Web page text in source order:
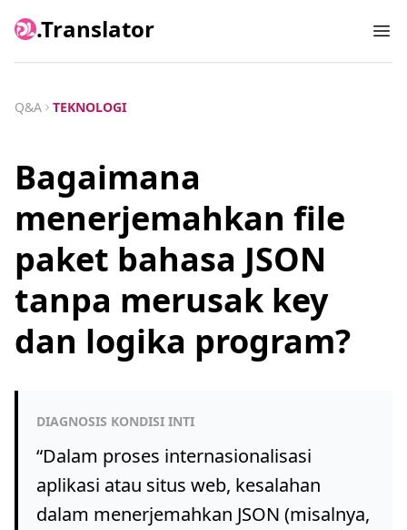
.Translator
Q&A TEKNOLOGI
Bagaimana
menerjemahkan file
paket bahasa JSON
tanpa merusak key
dan logika program?
DIAGNOSIS KONDISI INTI
“Dalam proses internasionalisasi
aplikasi atau situs web, kesalahan
dalam menerjemahkan JSON (misalnya,